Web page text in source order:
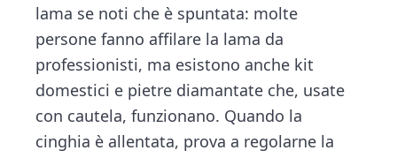
lama se noti che è spuntata: molte
persone fanno affilare la lama da
professionisti, ma esistono anche kit
domestici e pietre diamantate che, usate
con cautela, funzionano. Quando la
cinghia è allentata, prova a regolarne la